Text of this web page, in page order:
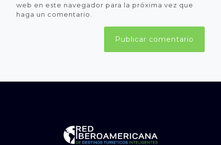
web en este navegador para la próxima vez que
haga un comentario.